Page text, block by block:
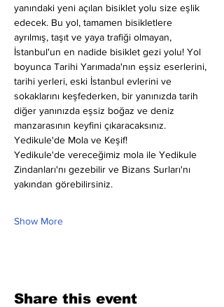
yanındaki yeni açılan bisiklet yolu size eşlik
edecek. Bu yol, tamamen bisikletlere
ayrılmış, taşıt ve yaya trafiği olmayan,
İstanbul'un en nadide bisiklet gezi yolu! Yol
boyunca Tarihi Yarımada'nın eşsiz eserlerini,
tarihi yerleri, eski İstanbul evlerini ve
sokaklarını keşfederken, bir yanınızda tarih
diğer yanınızda eşsiz boğaz ve deniz
manzarasının keyfini çıkaracaksınız.
Yedikule'de Mola ve Keşif!
Yedikule'de vereceğimiz mola ile Yedikule
Zindanları'nı gezebilir ve Bizans Surları'nı
yakından görebilirsiniz.
Show More
Share this event